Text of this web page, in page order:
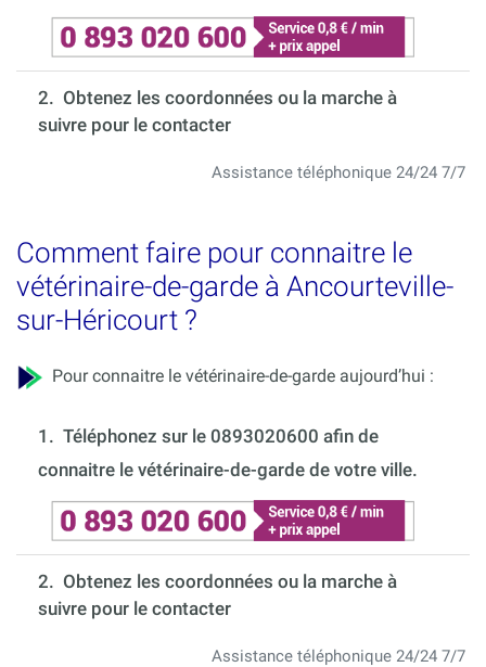
2. Obtenez les coordonnées ou la marche à
suivre pour le contacter
Assistance téléphonique 24/24 7/7
Comment faire pour connaitre le
vétérinaire-de-garde à Ancourteville-
sur-Héricourt ?
Pour connaitre le vétérinaire-de-garde aujourd’hui :
1. Téléphonez sur le 0893020600 afin de
connaitre le vétérinaire-de-garde de votre ville.
2. Obtenez les coordonnées ou la marche à
suivre pour le contacter
Assistance téléphonique 24/24 7/7